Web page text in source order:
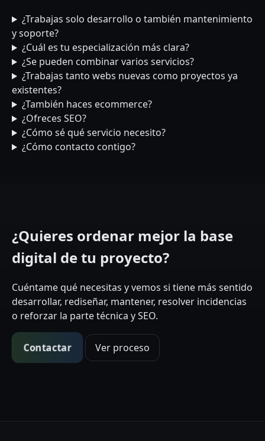
¿Trabajas solo desarrollo o también mantenimiento
y soporte?
¿Cuál es tu especialización más clara?
¿Se pueden combinar varios servicios?
¿Trabajas tanto webs nuevas como proyectos ya
existentes?
¿También haces ecommerce?
¿Ofreces SEO?
¿Cómo sé qué servicio necesito?
¿Cómo contacto contigo?
¿Quieres ordenar mejor la base
digital de tu proyecto?
Cuéntame qué necesitas y vemos si tiene más sentido
desarrollar, rediseñar, mantener, resolver incidencias
o reforzar la parte técnica y SEO.
Contactar Ver proceso